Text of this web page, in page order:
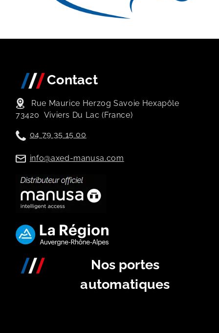
Contact
Rue Maurice Herzog Savoie Hexapôle
73420 Viviers Du Lac (France)
04 79 35 15 00
info@axed-manusa.com
Nos portes
automatiques